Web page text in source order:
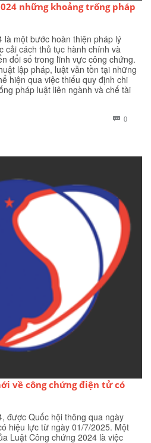
những khoảng trống pháp
là một bước hoàn thiện pháp lý
cải cách thủ tục hành chính và
đổi số trong lĩnh vực công chứng.
lập pháp, luật vẫn tồn tại những
hiện qua việc thiếu quy định chi
pháp luật liên ngành và chế tài
 0BÌNH
về công chứng điện tử có
được Quốc hội thông qua ngày
hiệu lực từ ngày 01/7/2025. Một
Luật Công chứng 2024 là việc